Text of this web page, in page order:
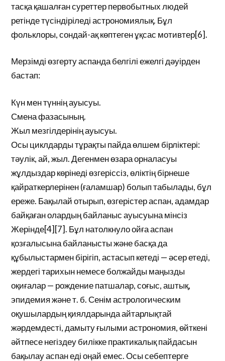
тасқа қашалған суреттер первобытных людей
ретінде түсіндіріледі астрономиялық. Бұл
фольклоры, сондай-ақ көптеген ұқсас мотивтер[6].
Мерзімді өзгерту аспанда белгілі ежелгі дәуірден
бастап:
Күн мен түннің ауысуы.
Смена фазасының.
Жыл мезгілдерінің ауысуы.
Осы циклдарды тұрақты пайда өлшем бірліктері:
тәулік, ай, жыл. Дегенмен өзара орналасуы
жұлдыздар көрінеді өзгеріссіз, өліктің бірнеше
қайраткерлерінен (ғаламшар) болып табылады, бұл
ереже. Бақылай отырып, өзгерістер аспан, адамдар
байқаған олардың байланыс ауысуына мінсіз
Жерінде[4][7]. Бұл натолкнуло ойға аспан
қозғалысына байланысты және басқа да
құбылыстармен бірігіп, астасып кетеді — әсер етеді,
жердегі тарихын немесе болжайды маңызды
оқиғалар — рождение патшалар, соғыс, аштық,
эпидемия және т. б. Сенім астрологическим
оқушылардың қиялдарында айтарлықтай
жәрдемдесті, дамыту ғылыми астрономия, өйткені
әйтпесе негіздеу билікке практикалық пайдасын
бақылау аспан еді оңай емес. Осы себептерге